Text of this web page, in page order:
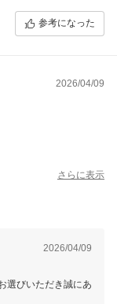
参考になった
2026/04/09
さらに表示
2026/04/09
選びいただき誠にあ